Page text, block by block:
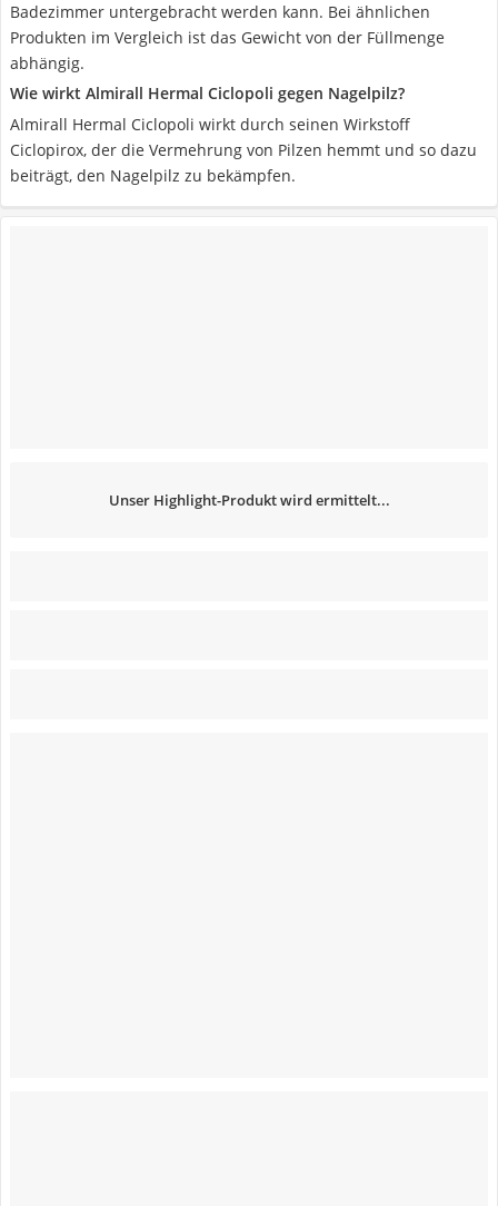
Badezimmer untergebracht werden kann. Bei ähnlichen
Produkten im Vergleich ist das Gewicht von der Füllmenge
abhängig.
Wie wirkt Almirall Hermal Ciclopoli gegen Nagelpilz?
Almirall Hermal Ciclopoli wirkt durch seinen Wirkstoff
Ciclopirox, der die Vermehrung von Pilzen hemmt und so dazu
beiträgt, den Nagelpilz zu bekämpfen.
Unser Highlight-Produkt wird ermittelt...